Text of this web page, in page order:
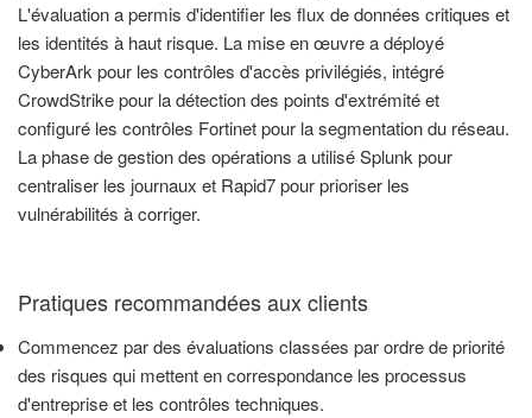
L'évaluation a permis d'identifier les flux de données critiques et
les identités à haut risque. La mise en œuvre a déployé
CyberArk pour les contrôles d'accès privilégiés, intégré
CrowdStrike pour la détection des points d'extrémité et
configuré les contrôles Fortinet pour la segmentation du réseau.
La phase de gestion des opérations a utilisé Splunk pour
centraliser les journaux et Rapid7 pour prioriser les
vulnérabilités à corriger.
Pratiques recommandées aux clients
Commencez par des évaluations classées par ordre de priorité
des risques qui mettent en correspondance les processus
d'entreprise et les contrôles techniques.